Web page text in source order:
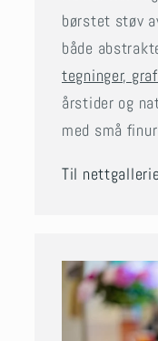
børstet støv
både
tegninger,
årstider og
med små
Til